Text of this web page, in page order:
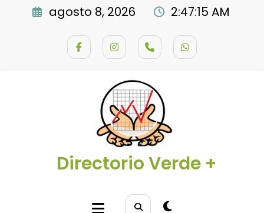
agosto 8, 2026 2:47:16 AM
Directorio Verde +